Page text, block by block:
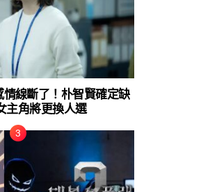
情線斷了！朴智賢確定缺
主角將更換人選